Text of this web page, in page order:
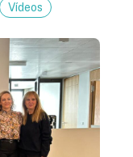
Vídeos